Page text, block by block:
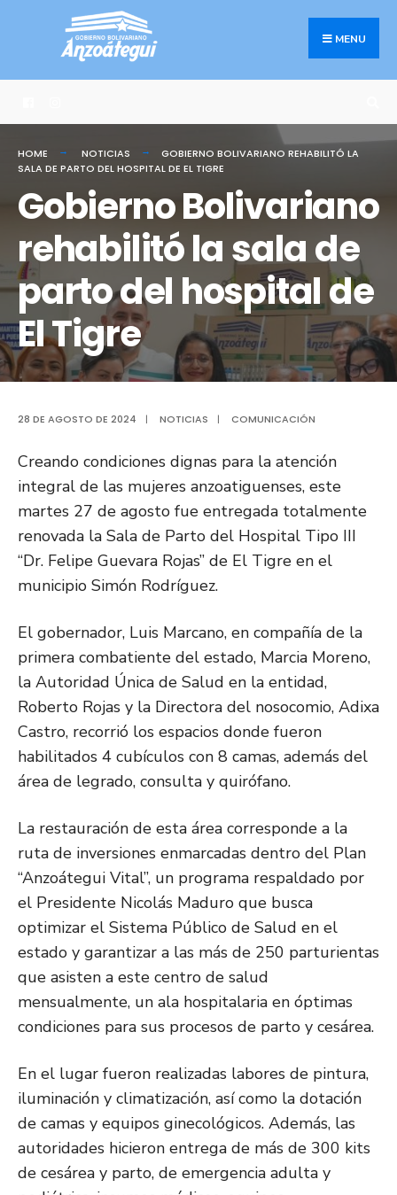
MENU
HOME NOTICIAS
GOBIERNO BOLIVARIANO REHABILITÓ LA
SALA DE PARTO DEL HOSPITAL DE EL TIGRE
Gobierno Bolivariano
rehabilitó la sala de
parto del hospital de
El Tigre
28 DE AGOSTO DE 2024 | NOTICIAS | COMUNICACIÓN
Creando condiciones dignas para la atención
integral de las mujeres anzoatiguenses, este
martes 27 de agosto fue entregada totalmente
renovada la Sala de Parto del Hospital Tipo III
“Dr. Felipe Guevara Rojas” de El Tigre en el
municipio Simón Rodríguez.
El gobernador, Luis Marcano, en compañía de la
primera combatiente del estado, Marcia Moreno,
la Autoridad Única de Salud en la entidad,
Roberto Rojas y la Directora del nosocomio, Adixa
Castro, recorrió los espacios donde fueron
habilitados 4 cubículos con 8 camas, además del
área de legrado, consulta y quirófano.
La restauración de esta área corresponde a la
ruta de inversiones enmarcadas dentro del Plan
“Anzoátegui Vital”, un programa respaldado por
el Presidente Nicolás Maduro que busca
optimizar el Sistema Público de Salud en el
estado y garantizar a las más de 250 parturientas
que asisten a este centro de salud
mensualmente, un ala hospitalaria en óptimas
condiciones para sus procesos de parto y cesárea.
En el lugar fueron realizadas labores de pintura,
iluminación y climatización, así como la dotación
de camas y equipos ginecológicos. Además, las
autoridades hicieron entrega de más de 300 kits
de cesárea y parto, de emergencia adulta y
Search